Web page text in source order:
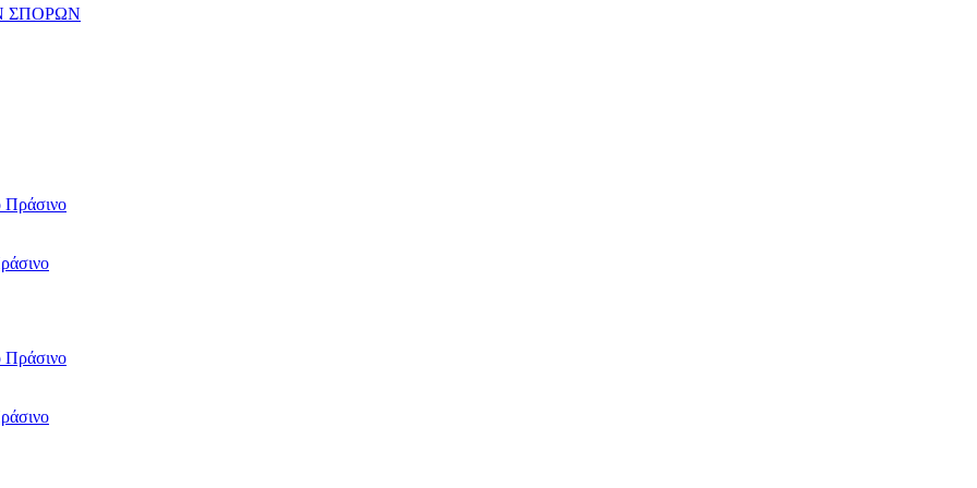
ΣΠΟΡΩΝ